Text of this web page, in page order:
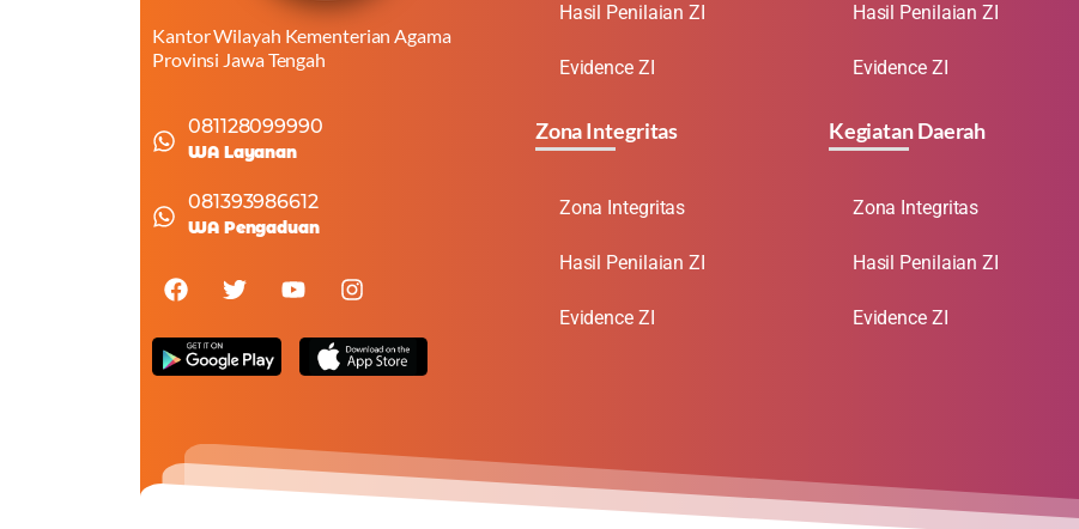
Kantor Wilayah Kementerian Agama
Provinsi Jawa Tengah
081128099990
WA Layanan
081393986612
WA Pengaduan
Hasil Penilaian ZI
Evidence ZI
Zona Integritas
Zona Integritas
Hasil Penilaian ZI
Evidence ZI
Hasil Penilaian ZI
Evidence ZI
Kegiatan Daerah
Zona Integritas
Hasil Penilaian ZI
Evidence ZI